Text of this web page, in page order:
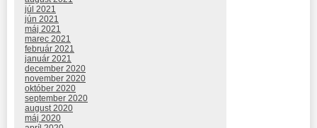
júl 2021
jún 2021
máj 2021
marec 2021
február 2021
január 2021
december 2020
november 2020
október 2020
september 2020
august 2020
máj 2020